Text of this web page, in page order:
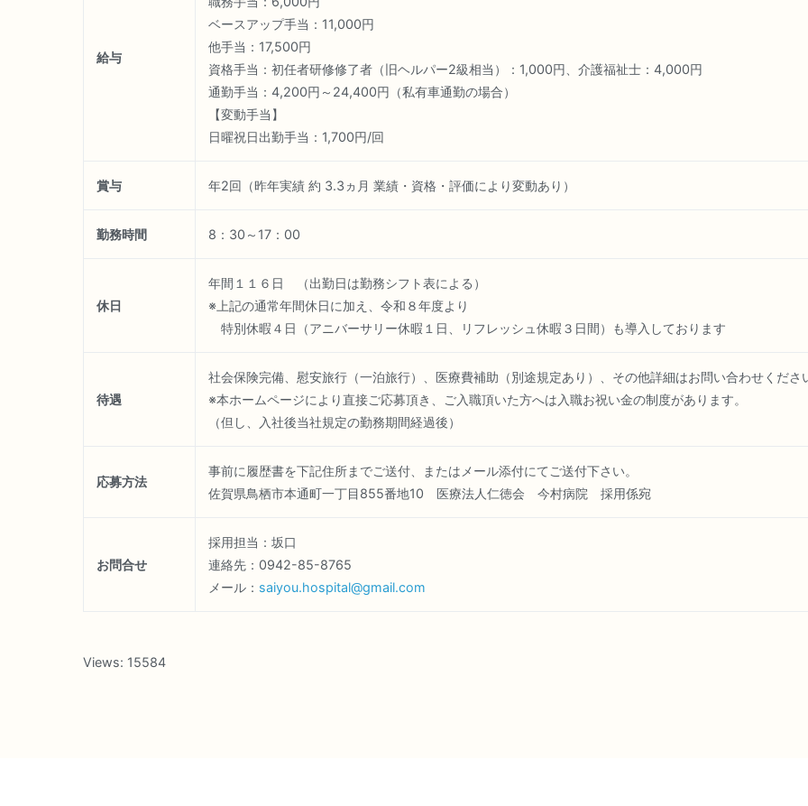
給与
ベースアップ手当：11,000円
他手当：17,500円
資格手当：初任者研修修了者（旧ヘルパー2級相当）：1,000円、介護福祉士：4,000円
通勤手当：4,200円～24,400円（私有車通勤の場合）
【変動手当】
日曜祝日出勤手当：1,700円/回
賞与 年2回（昨年実績 約 3.3ヵ月 業績・資格・評価により変動あり）
勤務時間 8：30～17：00
休日
年間１１６日 （出勤日は勤務シフト表による）
※上記の通常年間休日に加え、令和８年度より
特別休暇４日（アニバーサリー休暇１日、リフレッシュ休暇３日間）も導入しております
待遇
社会保険完備、慰安旅行（一泊旅行）、医療費補助（別途規定あり）、その他詳細はお問い合わせくださ
※本ホームページにより直接ご応募頂き、ご入職頂いた方へは入職お祝い金の制度があります。
（但し、入社後当社規定の勤務期間経過後）
応募方法
事前に履歴書を下記住所までご送付、またはメール添付にてご送付下さい。
佐賀県鳥栖市本通町一丁目855番地10 医療法人仁徳会 今村病院 採用係宛
お問合せ
採用担当：坂口
連絡先：0942-85-8765
メール： saiyou.hospital@gmail.com
Views: 15584